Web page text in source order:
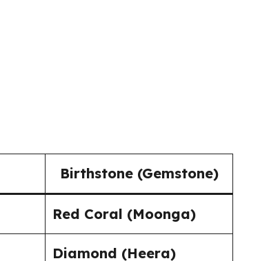
Birthstone (Gemstone)
Red Coral (Moonga)
Diamond (Heera)